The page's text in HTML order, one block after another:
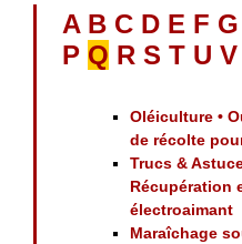
A B C D E F G
P Q R S T U V
Oléiculture •
de récolte
Trucs &
Récupération
électroaimant
Maraîchage